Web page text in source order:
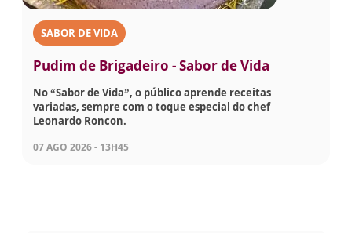
SABOR DE VIDA
Pudim de Brigadeiro - Sabor de Vida
No “Sabor de Vida”, o público aprende receitas
variadas, sempre com o toque especial do chef
Leonardo Roncon.
07 AGO 2026 - 13H45